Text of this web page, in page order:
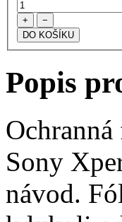
+ −
Popis
Sony
návod.